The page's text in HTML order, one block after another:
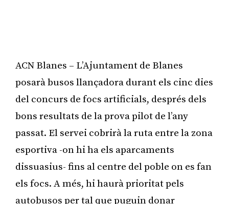
ACN Blanes – L’Ajuntament de Blanes
posarà busos llançadora durant els cinc dies
del concurs de focs artificials, després dels
bons resultats de la prova pilot de l’any
passat. El servei cobrirà la ruta entre la zona
esportiva -on hi ha els aparcaments
dissuasius- fins al centre del poble on es fan
els focs. A més, hi haurà prioritat pels
autobusos per tal que puguin donar